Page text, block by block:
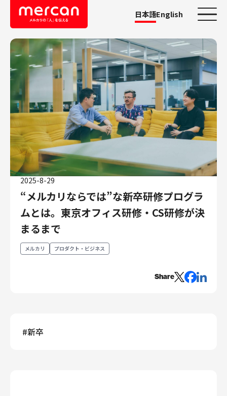
日本語English
カテゴリーから探す
会社・事業
鹿島アントラーズ
Ads
メルカリ
メルペイ
メルコイン
メルカリShops
メルカリR4Dラボ
AI/LLM
職種
エンジニアリング
エンジニアリング
事業開発
2025-8-29
“メルカリならでは”な新卒研修プログラ
ムとは。東京オフィス研修・CS研修が決
まるまで
メルカリ プロダクト・ビジネス
Share
#新卒